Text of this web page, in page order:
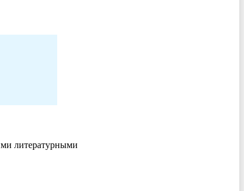
литературными